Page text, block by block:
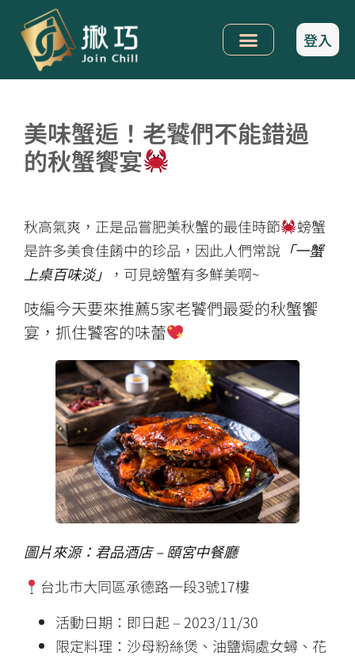
登入
美味蟹逅！老饕們不能錯過
的秋蟹饗宴
秋高氣爽，正是品嘗肥美秋蟹的最佳時節
螃蟹
是許多美食佳餚中的珍品，因此人們常說 「一蟹
上桌百味淡」
，可見螃蟹有多鮮美啊~
吱編今天要來推薦5家老饕們最愛的秋蟹饗
宴，抓住饕客的味蕾
圖片來源：君品酒店 – 頤宮中餐廳
台北市大同區承德路一段3號17樓
活動日期：即日起 – 2023/11/30
限定料理：沙母粉絲煲、油鹽焗處女蟳、花